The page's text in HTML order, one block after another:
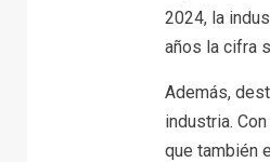
2024, la
años la cifra
Además,
industria.
que también